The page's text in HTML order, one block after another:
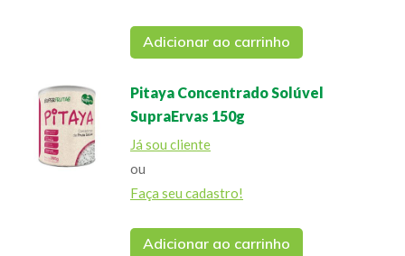
Adicionar ao carrinho
Pitaya Concentrado Solúvel
SupraErvas 150g
Já sou cliente
ou
Faça seu cadastro!
Adicionar ao carrinho